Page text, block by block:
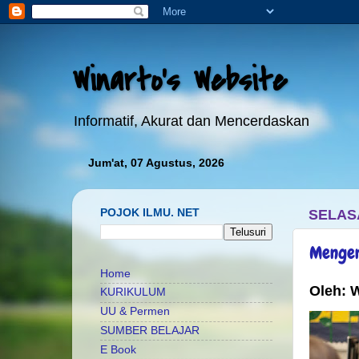
Winarto's Website
Informatif, Akurat dan Mencerdaskan
Jum'at, 07 Agustus, 2026
Oleh:
POJOK ILMU. NET
Home
KURIKULUM
UU & Permen
SUMBER BELAJAR
E Book